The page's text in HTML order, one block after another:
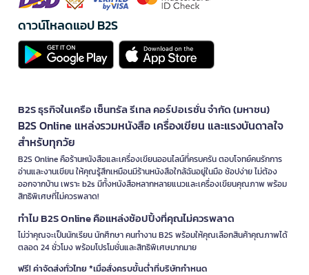
ดาวน์โหลดแอป B2S
B2S ธุรกิจในเครือ เซ็นทรัล รีเทล คอร์ปอเรชั่น จำกัด (มหาชน)
B2S Online แหล่งรวมหนังสือ เครื่องเขียน และแรงบันดาลใจ
สำหรับทุกวัย
B2S Online คือร้านหนังสือและเครื่องเขียนออนไลน์ที่ครบครัน ตอบโจทย์คนรักการ
อ่านและงานเขียน ให้คุณรู้สึกเหมือนมีร้านหนังสือใกล้ฉันอยู่ในมือ ช้อปง่าย ไม่ต้อง
ออกจากบ้าน เพราะ b2s มีทั้งหนังสือหลากหลายแนวและเครื่องเขียนคุณภาพ พร้อม
สิทธิพิเศษที่ไม่ควรพลาด!
ทำไม B2S Online คือแหล่งช้อปปิ้งที่คุณไม่ควรพลาด
ไม่ว่าคุณจะเป็นนักเรียน นักศึกษา คนทำงาน B2S พร้อมให้คุณเลือกสินค้าคุณภาพได้
ตลอด 24 ชั่วโมง พร้อมโปรโมชั่นและสิทธิพิเศษมากมาย
ฟรี! ค่าจัดส่งทั่วไทย *เมื่อสั่งครบขั้นต่ำที่บริษัทกำหนด